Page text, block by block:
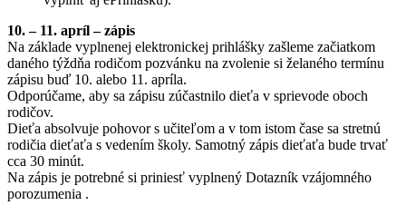
10. – 11. apríl – zápis
Na základe vyplnenej elektronickej prihlášky zašleme začiatkom
daného týždňa rodičom pozvánku na zvolenie si želaného termínu
zápisu buď 10. alebo 11. apríla.
Odporúčame, aby sa zápisu zúčastnilo dieťa v sprievode oboch
rodičov.
Dieťa absolvuje pohovor s učiteľom a v tom istom čase sa stretnú
rodičia dieťaťa s vedením školy. Samotný zápis dieťaťa bude trvať
cca 30 minút.
Na zápis je potrebné si priniesť vyplnený Dotazník vzájomného
porozumenia .